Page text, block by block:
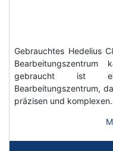
Gebrauchtes Hedelius
gebraucht ist
Bearbeitungszentrum,
präzisen und